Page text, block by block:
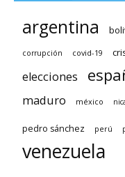
argentina
corrupción covid-19
elecciones
maduro méxico
pedro sánchez perú
venezuela